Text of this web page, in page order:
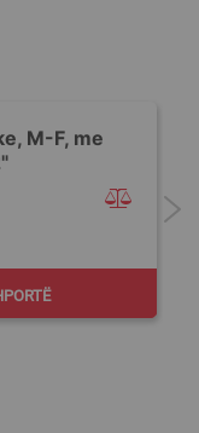
M-F, me